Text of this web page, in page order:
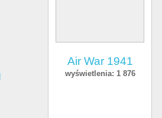
Air War 1941
wyświetlenia: 1 876